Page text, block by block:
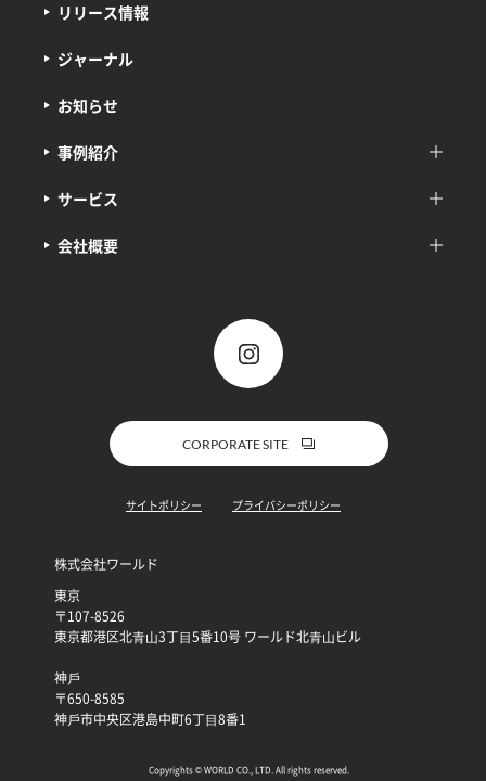
サービス
事例紹介
会社概要
リリース情報
ジャーナル
お知らせ
CORPORATE SITE
サイトポリシー プライバシーポリシー
株式会社ワールド
東京
〒107-8526
東京都港区北⻘⼭3丁⽬5番10号 ワールド北⻘⼭ビル
神⼾
〒650-8585
神⼾市中央区港島中町6丁⽬8番1
Copyrights © WORLD CO., LTD. All rights reserved.